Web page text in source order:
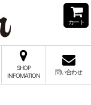
カート
SHOP
INFOMATION
問い合わせ